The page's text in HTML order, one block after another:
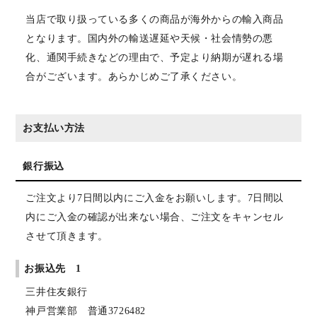
当店で取り扱っている多くの商品が海外からの輸入商品
となります。国内外の輸送遅延や天候・社会情勢の悪
化、通関手続きなどの理由で、予定より納期が遅れる場
合がございます。あらかじめご了承ください。
お支払い方法
銀行振込
ご注文より7日間以内にご入金をお願いします。7日間以
内にご入金の確認が出来ない場合、ご注文をキャンセル
させて頂きます。
お振込先 1
三井住友銀行
神戸営業部 普通3726482